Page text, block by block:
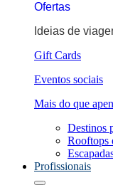
Ofertas
Ideias de
Gift Cards
Eventos sociais
Mais do que
Destinos
Rooftops
Profissionais